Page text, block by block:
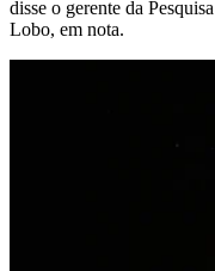
disse o gerente da
Lobo, em nota.